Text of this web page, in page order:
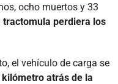
ocho muertos y 33
tractomula perdiera los
el vehículo de carga se
atrás de la